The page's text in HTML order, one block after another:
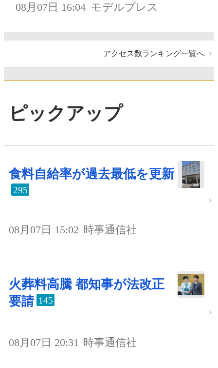
08月07日 16:04 モデルプレス
アクセス数ランキング一覧へ
ピックアップ
食料自給率が過去最低を更新
295
08月07日 15:02 時事通信社
火葬料高騰 都知事が法改正
要請 145
08月07日 20:31 時事通信社